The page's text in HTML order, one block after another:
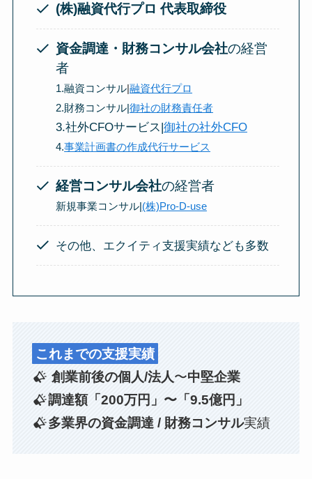
(株)融資代行プロ 代表取締役
資金調達・財務コンサル会社の経営
者
1.融資コンサル|融資代行プロ
2.財務コンサル|御社の財務責任者
3.社外CFOサービス|御社の社外CFO
4.事業計画書の作成代行サービス
経営コンサル会社の経営者
新規事業コンサル|(株)Pro-D-use
その他、エクイティ支援実績なども多数
これまでの支援実績
創業前後の個人/法人〜中堅企業
調達額「200万円」〜「9.5億円」
多業界の資金調達 / 財務コンサル実績